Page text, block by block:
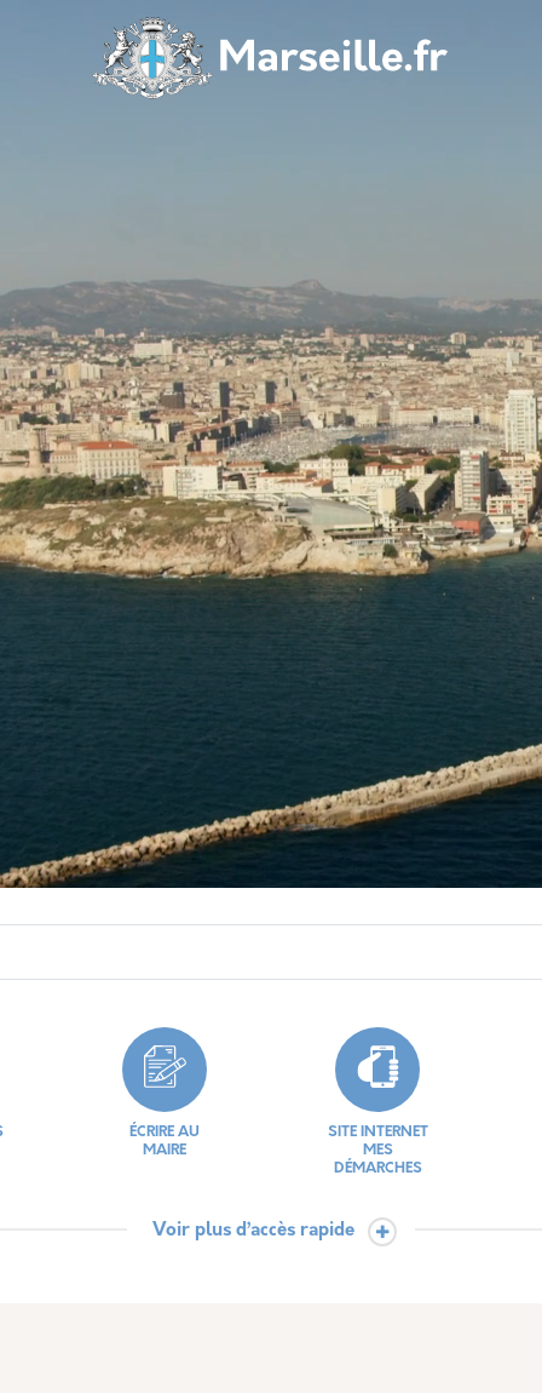
ÉCRIRE AU
MAIRE
SITE INTERNET
MES
DÉMARCHES
Voir plus d’accès rapide